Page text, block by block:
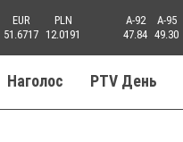
EUR
51.6717
PLN
12.0191
A-92
47.84
A-95
49.30
Наголос PTV День